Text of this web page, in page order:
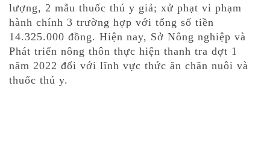
lượng, 2 mẫu thuốc thú y giả; xử phạt vi phạm
hành chính 3 trường hợp với tổng số tiền
14.325.000 đồng. Hiện nay, Sở Nông nghiệp và
Phát triển nông thôn thực hiện thanh tra đợt 1
năm 2022 đối với lĩnh vực thức ăn chăn nuôi và
thuốc thú y.